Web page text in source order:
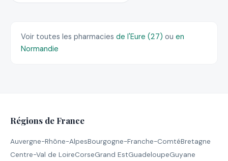
Voir toutes les pharmacies de l'Eure (27) ou en
Normandie
Régions de France
Auvergne-Rhône-AlpesBourgogne-Franche-ComtéBretagne
Centre-Val de LoireCorseGrand EstGuadeloupeGuyane